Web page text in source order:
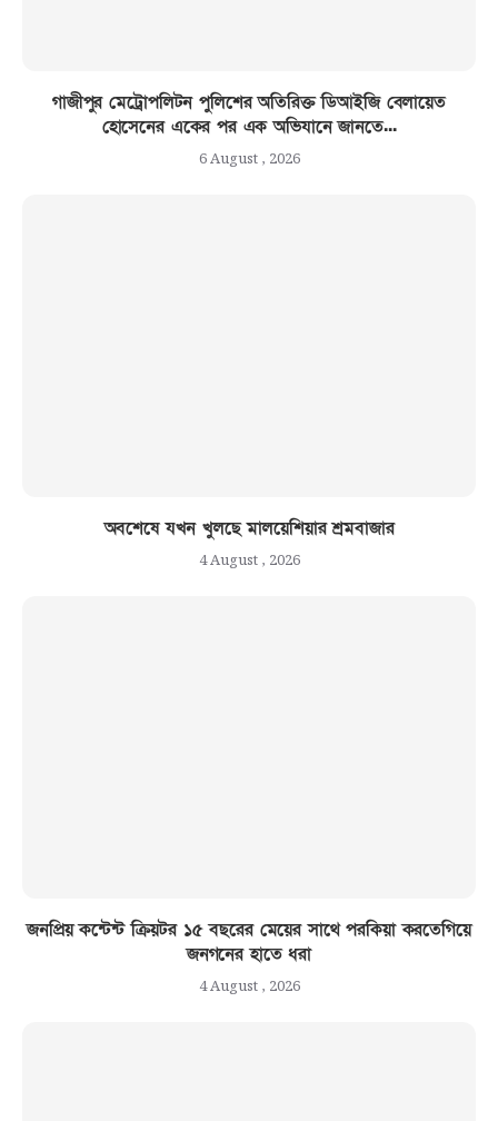
গাজীপুর মেট্রোপলিটন পুলিশের অতিরিক্ত ডিআইজি বেলায়েত
হোসেনের একের পর এক অভিযানে জানতে...
6 August , 2026
অবশেষে যখন খুলছে মালয়েশিয়ার শ্রমবাজার
4 August , 2026
জনপ্রিয় কন্টেন্ট ক্রিয়টর ১৫ বছরের মেয়ের সাথে পরকিয়া করতেগিয়ে
জনগনের হাতে ধরা
4 August , 2026